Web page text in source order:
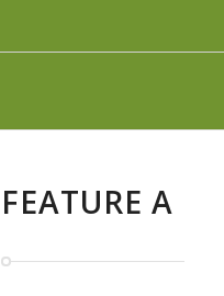
FEATURE A